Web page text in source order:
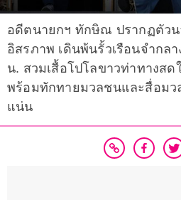
อดีตนายกฯ ทักษิณ ปรากฏตัวน
อิสรภาพ เดินพ้นรั้วเรือนจำกลา
น. สวมเสื้อโปโลขาวท่าทางส
พร้อมทักทายมวลชนและสื่อมว
แน่น